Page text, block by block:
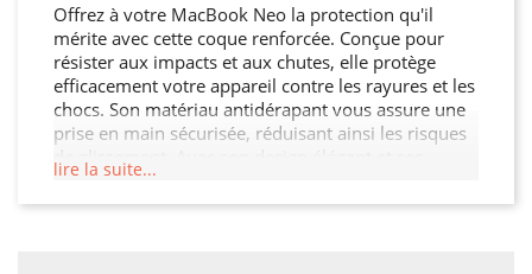
Offrez à votre MacBook Neo la protection qu'il
mérite avec cette coque renforcée. Conçue pour
résister aux impacts et aux chutes, elle protège
efficacement votre appareil contre les rayures et les
chocs. Son matériau antidérapant vous assure une
prise en main sécurisée, réduisant ainsi les risques
découpes précises, cette coque permet un accès
facile à tous les ports et boutons. Protégez votre
lire la suite...